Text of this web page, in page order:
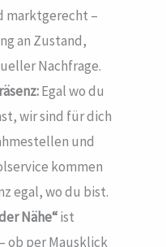
marktgerecht –
an Zustand,
Nachfrage.
Egal wo du
wir sind für dich
und
kommen
egal, wo du bist.
Nähe“ist
ob per Mausklick